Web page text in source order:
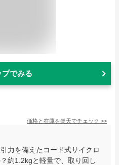
プでみる
価格と在庫を楽天でチェック >>
力を備えたコード式サイクロ
約1.2kgと軽量で、取り回し